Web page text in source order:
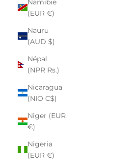
Namibie
(EUR €)
Nauru
(AUD $)
Népal
(NPR Rs.)
Nicaragua
(NIO C$)
Niger (EUR
€)
Nigeria
(EUR €)